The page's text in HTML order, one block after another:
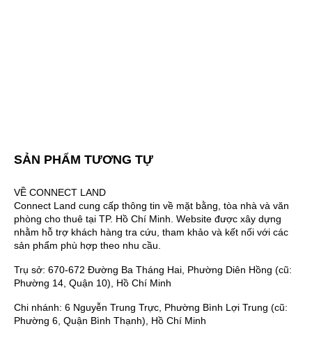
SẢN PHẨM TƯƠNG TỰ
VỀ CONNECT LAND
Connect Land cung cấp thông tin về mặt bằng, tòa nhà và văn
phòng cho thuê tại TP. Hồ Chí Minh. Website được xây dựng
nhằm hỗ trợ khách hàng tra cứu, tham khảo và kết nối với các
sản phẩm phù hợp theo nhu cầu.
Trụ sở: 670-672 Đường Ba Tháng Hai, Phường Diên Hồng (cũ:
Phường 14, Quận 10), Hồ Chí Minh
Chi nhánh: 6 Nguyễn Trung Trực, Phường Bình Lợi Trung (cũ:
Phường 6, Quận Bình Thạnh), Hồ Chí Minh